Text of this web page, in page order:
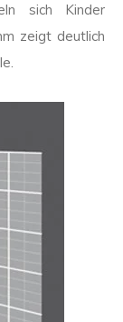
sich Kinder
zeigt deutlich